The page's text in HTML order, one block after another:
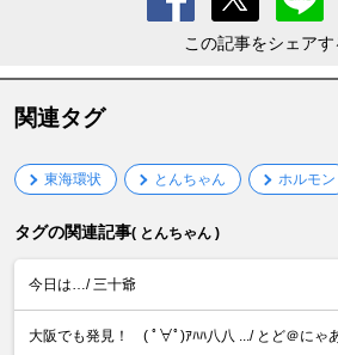
この記事をシェアす
関連タグ
東海環状 とんちゃん ホルモン
タグの関連記事( とんちゃん )
今日は…/ 三十爺
大阪でも発見！ ( ﾟ∀ﾟ)ｱﾊﾊ八八 .../ とど＠にゃ